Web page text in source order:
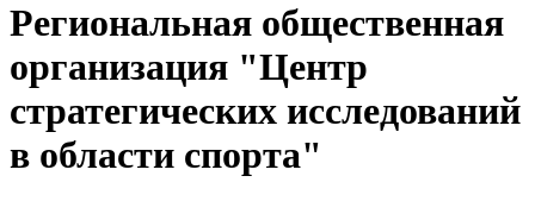
Региональная общественная
организация "Центр
стратегических исследований
в области спорта"